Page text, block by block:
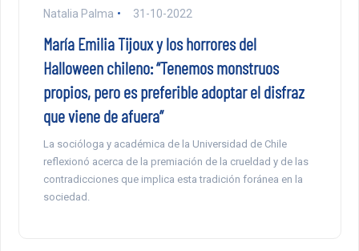
Natalia Palma 31-10-2022
María Emilia Tijoux y los horrores del
Halloween chileno: “Tenemos monstruos
propios, pero es preferible adoptar el disfraz
que viene de afuera”
La socióloga y académica de la Universidad de Chile
reflexionó acerca de la premiación de la crueldad y de las
contradicciones que implica esta tradición foránea en la
sociedad.